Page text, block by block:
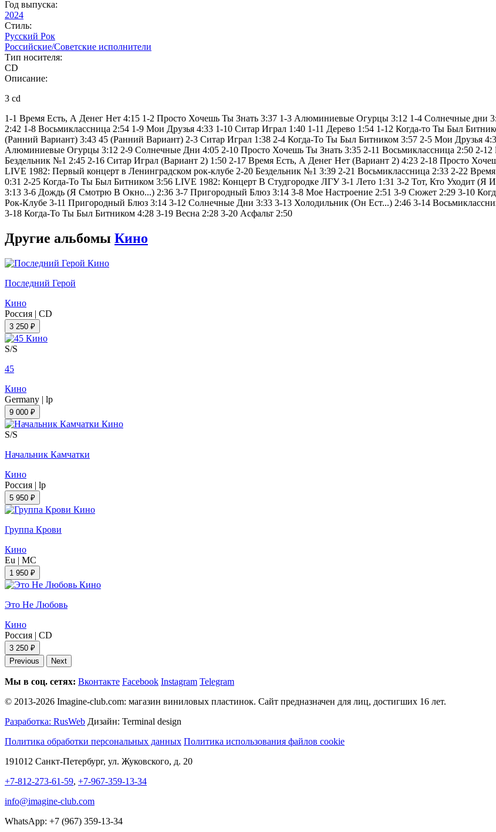
Год выпуска:
2024
Стиль:
Русский Рок
Российские/Советские исполнители
Тип носителя:
CD
Описание:
3 cd
1-1 Время Есть, А Денег Нет 4:15 1-2 Просто Хочешь Ты Знать 3:37 1-3 Алюминиевые Огурцы 3:12 1-4 Солнечные дни
2:42 1-8 Восьмиклассница 2:54 1-9 Мои Друзья 4:33 1-10 Ситар Играл 1:40 1-11 Дерево 1:54 1-12 Когда-то Ты Был
(Ранний Вариант) 3:43 45 (Ранний Вариант) 2-3 Ситар Играл 1:38 2-4 Когда-То Ты Был Битником 3:57 2-5 Мои Друзья
Алюминиевые Огурцы 3:12 2-9 Солнечные Дни 4:05 2-10 Просто Хочешь Ты Знать 3:35 2-11 Восьмиклассница 2:50 2-12
Бездельник №1 2:45 2-16 Ситар Играл (Вариант 2) 1:50 2-17 Время Есть, А Денег Нет (Вариант 2) 4:23 2-18 Просто
LIVE 1982: Первый концерт в Ленинградском рок-клубе 2-20 Бездельник №1 3:39 2-21 Восьмиклассница 2:33 2-22
0:31 2-25 Когда-То Ты Был Битником 3:56 LIVE 1982: Концерт В Студгородке ЛГУ 3-1 Лето 1:31 3-2 Тот, Кто Уходит (Я
3:13 3-6 Дождь (Я Смотрю В Окно...) 2:36 3-7 Пригородный Блюз 3:14 3-8 Мое Настроение 2:51 3-9 Сюжет 2:29 3-10
Рок-Клубе 3-11 Пригородный Блюз 3:14 3-12 Солнечные Дни 3:33 3-13 Холодильник (Он Ест...) 2:46 3-14
3-18 Когда-То Ты Был Битником 4:28 3-19 Весна 2:28 3-20 Асфальт 2:50
Другие альбомы Кино
Последний Герой
Кино
Россия | CD
3 250 ₽
S/S
45
Кино
Germany | lp
9 000 ₽
S/S
Начальник Камчатки
Кино
Россия | lp
5 950 ₽
Группа Крови
Кино
Eu | MC
1 950 ₽
Это Не Любовь
Кино
Россия | CD
3 250 ₽
Previous
Next
Мы в соц. сетях: Вконтакте Facebook Instagram Telegram
© 2013-2026 Imagine-club.com: магазин виниловых пластинок. Сайт предназначен для лиц, достигших 16 лет.
Разработка: RusWeb Дизайн: Terminal design
Политика обработки персональных данных Политика использования файлов cookie
191012 Санкт-Петербург, ул. Жуковского, д. 20
+7-812-273-61-59, +7-967-359-13-34
info@imagine-club.com
WhatsApp: +7 (967) 359-13-34